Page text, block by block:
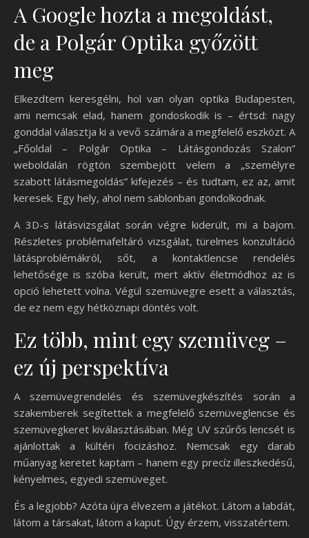
A Google hozta a megoldást,
de a Polgár Optika győzött
meg
Elkezdtem keresgélni, hol van olyan optika Budapesten,
ami nemcsak elad, hanem gondoskodik is – értsd: nagy
gonddal választja ki a vevő számára a megfelelő eszközt. A
„Főoldal – Polgár Optika – Látásgondozás Szalon”
weboldalán rögtön szembejött velem a „személyre
szabott látásmegoldás” kifejezés – és tudtam, ez az, amit
keresek. Egy hely, ahol nem sablonban gondolkodnak.
A 3D-s látásvizsgálat során végre kiderült, mi a bajom.
Részletes problémafeltáró vizsgálat, türelmes konzultáció
látásproblémákról, sőt, a kontaktlencse rendelés
lehetősége is szóba került, mert aktív életmódhoz az is
opció lehetett volna. Végül szemüvegre esett a választás,
de ez nem egy hétköznapi döntés volt.
Ez több, mint egy szemüveg –
ez új perspektíva
A szemüvegrendelés és szemüvegkészítés során a
szakemberek segítettek a megfelelő szemüveglencse és
szemüvegkeret kiválasztásában. Még UV szűrős lencsét is
ajánlottak a kültéri focizáshoz. Nemcsak egy darab
műanyag keretet kaptam – hanem egy precíz illeszkedésű,
kényelmes, egyedi szemüveget.
És a legjobb? Azóta újra élvezem a játékot. Látom a labdát,
látom a társakat, látom a kaput. Úgy érzem, visszatértem.